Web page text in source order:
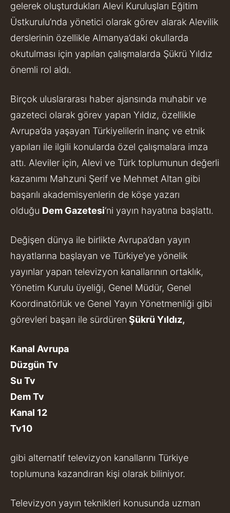
gelerek oluşturdukları Alevi Kuruluşları Eğitim
Üstkurulu’nda yönetici olarak görev alarak Alevilik
derslerinin özellikle Almanya’daki okullarda
okutulması için yapılan çalışmalarda Şükrü Yıldız
önemli rol aldı.
Birçok uluslararası haber ajansında muhabir ve
gazeteci olarak görev yapan Yıldız, özellikle
Avrupa’da yaşayan Türkiyelilerin inanç ve etnik
yapıları ile ilgili konularda özel çalışmalara imza
attı. Aleviler için, Alevi ve Türk toplumunun değerli
kazanımı Mahzuni Şerif ve Mehmet Altan gibi
başarılı akademisyenlerin de köşe yazarı
olduğu Dem Gazetesi‘ni yayın hayatına başlattı.
Değişen dünya ile birlikte Avrupa’dan yayın
hayatlarına başlayan ve Türkiye’ye yönelik
yayınlar yapan televizyon kanallarının ortaklık,
Yönetim Kurulu üyeliği, Genel Müdür, Genel
Koordinatörlük ve Genel Yayın Yönetmenliği gibi
görevleri başarı ile sürdüren Şükrü Yıldız,
Kanal Avrupa
Düzgün Tv
Su Tv
Dem Tv
Kanal 12
Tv10
gibi alternatif televizyon kanallarını Türkiye
toplumuna kazandıran kişi olarak biliniyor.
Televizyon yayın teknikleri konusunda uzman